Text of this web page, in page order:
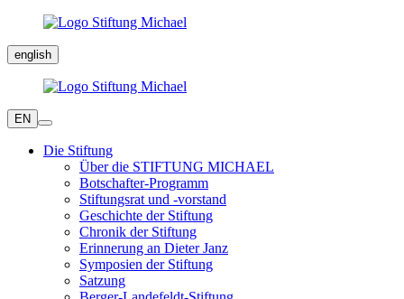
english
EN
Die Stiftung
Über die STIFTUNG MICHAEL
Botschafter-Programm
Stiftungsrat und -vorstand
Geschichte der Stiftung
Chronik der Stiftung
Erinnerung an Dieter Janz
Symposien der Stiftung
Satzung